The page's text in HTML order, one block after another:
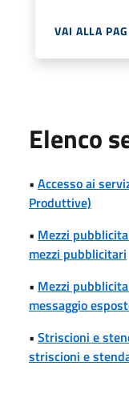
VAI ALLA
Elenco
• Accesso ai
Produttive)
• Mezzi
mezzi pubblicitari
• Mezzi
messaggio
• Striscioni e
striscioni e